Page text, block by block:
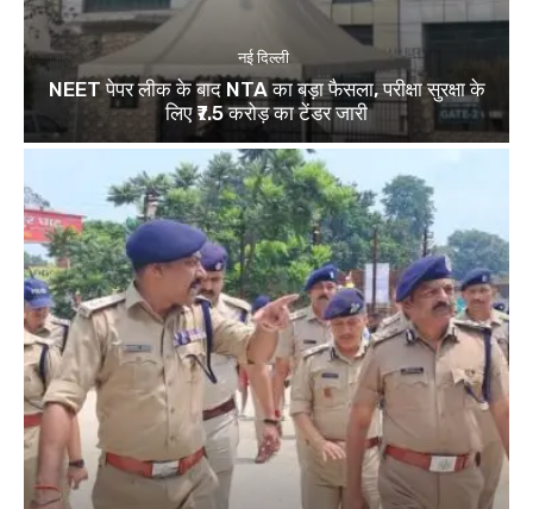
नई दिल्ली
NEET पेपर लीक के बाद NTA का बड़ा फैसला, परीक्षा सुरक्षा के
लिए ₹7.5 करोड़ का टेंडर जारी